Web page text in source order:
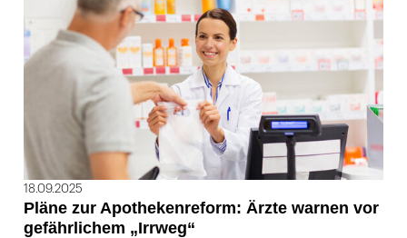
18.09.2025
Pläne zur Apothekenreform: Ärzte warnen vor
gefährlichem „Irrweg“